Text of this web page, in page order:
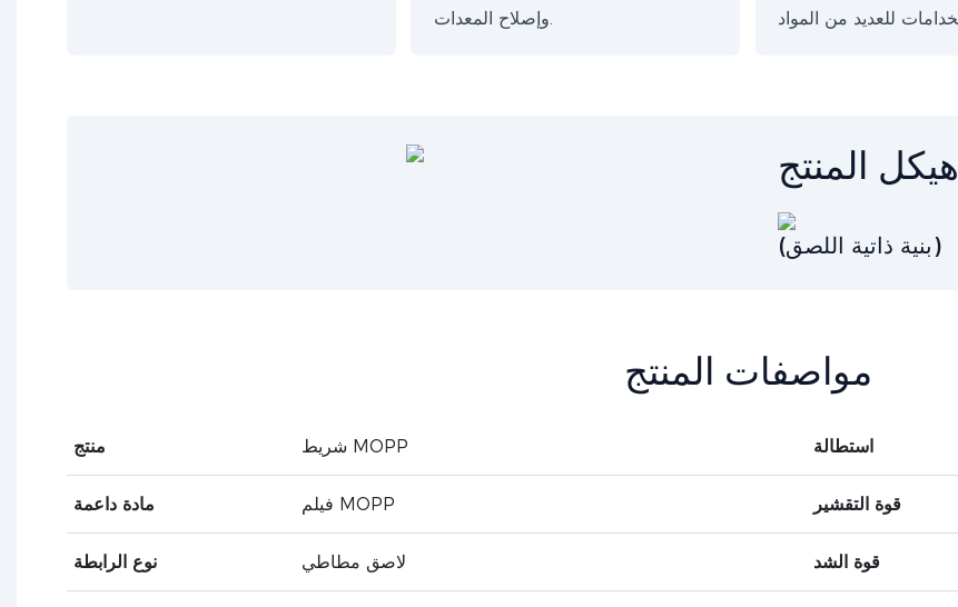
هيكل المنتج
(بنية ذاتية اللصق)
مواصفات المنتج
منتج شريط MOPP استطالة
مادة داعمة فيلم MOPP قوة التقشير
نوع الرابطة لاصق مطاطي قوة الشد